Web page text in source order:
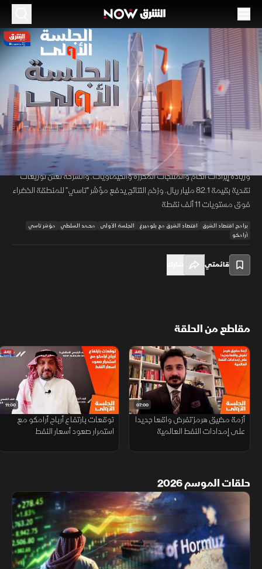
00:12/46:26
الموسم 2026
أرباح "أرامكو" تقفز 25.6%.. وزخم النتائج يدفع
"تاسي" للمنطقة الخضراء
10 مايو 2026 46:26 اقتصاد
الجلسة الأولى
قفزت أرباح "أرامكو" بنسبة 25.6% خلال الربع الأول من 2026 لتتجاوز 120 مليار
ريال، متفوقة على متوسط توقعات المحللين، بدعم من ارتفاع أسعار النفط
وزيادة إيرادات الخام والمنتجات المكررة والكيماويات. والشركة تعلن توزيعات
نقدية بقيمة 82.1 مليار ريال. وزخم النتائج يدفع مؤشر "تاسي" للمنطقة الخضراء
فوق مستويات 11 ألف نقطة
برامج اقتصاد الشرق اقتصاد الشرق مع بلومبرغ الجلسة الأولى محمد السلطي
مؤشر تاسي
أرامكو
قائمتي
مقاطع من الحلقة
07:00
أزمة مضيق هرمز تفرض واقعا جديدا
على إمدادات النفط العالمية
11:00
توقعات بارتفاع أرباح أرامكو مع
استمرار صعود أسعار النفط
حلقات الموسم 2026